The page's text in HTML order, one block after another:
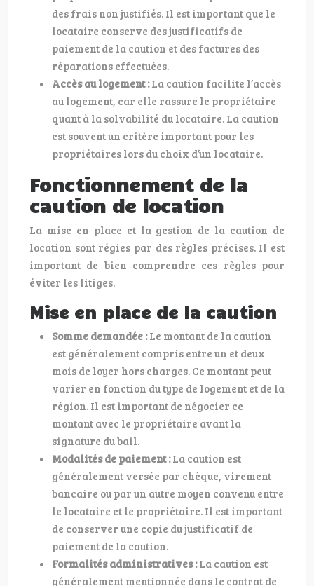
des frais non justifiés. Il est important que le
locataire conserve des justificatifs de
paiement de la caution et des factures des
réparations effectuées.
Accès au logement :La caution facilite l’accès
au logement, car elle rassure le propriétaire
quant à la solvabilité du locataire. La caution
est souvent un critère important pour les
propriétaires lors du choix d’un locataire.
Fonctionnement de la
caution de location
La mise en place et la gestion de la caution de
location sont régies par des règles précises. Il est
important de bien comprendre ces règles pour
éviter les litiges.
Mise en place de la caution
Somme demandée :Le montant de la caution
est généralement compris entre un et deux
mois de loyer hors charges. Ce montant peut
varier en fonction du type de logement et de la
région. Il est important de négocier ce
montant avec le propriétaire avant la
signature du bail.
Modalités de paiement :La caution est
généralement versée par chèque, virement
bancaire ou par un autre moyen convenu entre
le locataire et le propriétaire. Il est important
de conserver une copie du justificatif de
paiement de la caution.
Formalités administratives :La caution est
généralement mentionnée dans le contrat de